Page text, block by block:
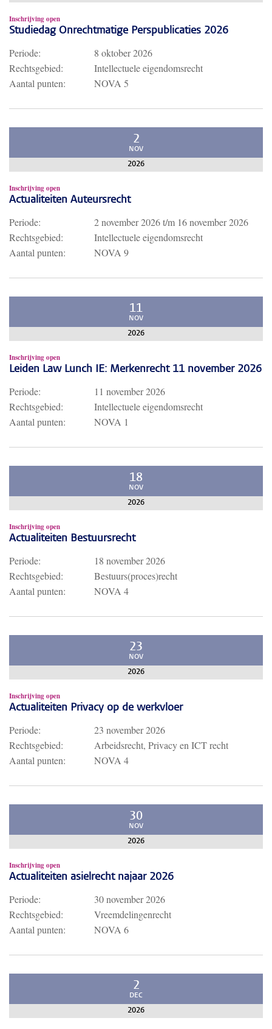
Inschrijving open
Studiedag Onrechtmatige Perspublicaties 2026
Periode:
8 oktober 2026
Rechtsgebied:
Intellectuele eigendomsrecht
Aantal punten:
NOVA 5
2
NOV
2026
Inschrijving open
Actualiteiten Auteursrecht
Periode: 2 november 2026t/m 16 november 2026
Rechtsgebied:
Intellectuele eigendomsrecht
Aantal punten:
NOVA 9
11
NOV
2026
Inschrijving open
Leiden Law Lunch IE: Merkenrecht 11 november 2026
Periode:
11 november 2026
Rechtsgebied:
Intellectuele eigendomsrecht
Aantal punten:
NOVA 1
18
NOV
2026
Inschrijving open
Actualiteiten Bestuursrecht
Periode:
18 november 2026
Rechtsgebied:
Bestuurs(proces)recht
Aantal punten:
NOVA 4
23
NOV
2026
Inschrijving open
Actualiteiten Privacy op de werkvloer
Periode:
23 november 2026
Rechtsgebied:
Arbeidsrecht, Privacy en ICT recht
Aantal punten:
NOVA 4
30
NOV
2026
Inschrijving open
Actualiteiten asielrecht najaar 2026
Periode:
30 november 2026
Rechtsgebied:
Vreemdelingenrecht
Aantal punten:
NOVA 6
2
DEC
2026